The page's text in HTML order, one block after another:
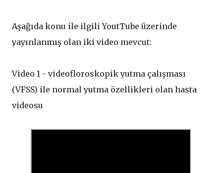
Aşağıda konu ile ilgili YoutTube üzerinde
yayınlanmış olan iki video mevcut:
Video 1 - videofloroskopik yutma ​​çalışması
(VFSS) ile normal yutma özellikleri olan hasta
videosu